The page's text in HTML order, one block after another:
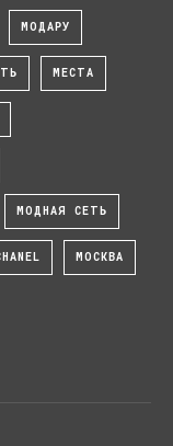
МОДАРУ
МЕСТА
МОДНАЯ СЕТЬ
МОСКВА